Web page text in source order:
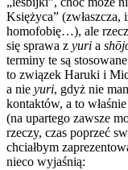
Księżyca”
homofobię…), ale
się sprawa z yuri a
terminy te są
to związek Haruki i
a nie yuri, gdyż nie
kontaktów, a to
(na upartego zawsze
rzeczy, czas poprzeć
chciałbym
nieco wyjaśnią: